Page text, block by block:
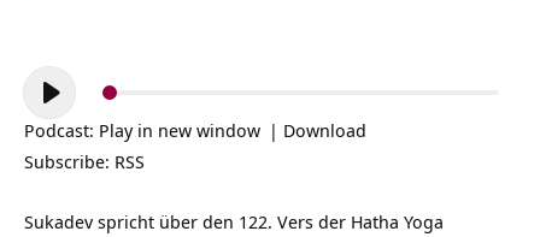
Audio-
Player
Podcast: Play in new window | Download
Subscribe: RSS
Sukadev spricht über den 122. Vers der Hatha Yoga